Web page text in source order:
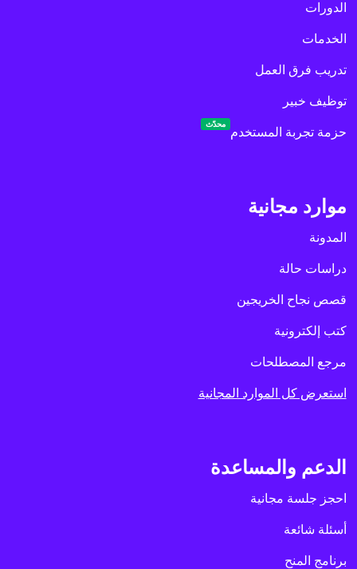
الدورات
الخدمات
تدريب فرق العمل
توظيف خبير
حزمة تجربة المستخدم
محدّث
موارد مجانية
المدونة
دراسات حالة
قصص نجاح الخريجين
كتب إلكترونية
مرجع المصطلحات
استعرض كل الموارد المجانية
الدعم والمساعدة
احجز جلسة مجانية
أسئلة شائعة
برنامج المنح